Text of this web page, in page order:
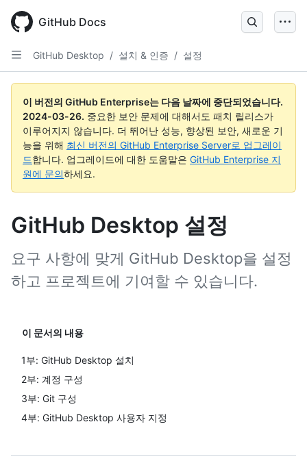
main
content
GitHub Docs
GitHub Desktop / 설치 & 인증 / 설정
이 버전의 GitHub Enterprise는 다음 날짜에 중단되었습니다.
2024-03-26. 중요한 보안 문제에 대해서도 패치 릴리스가
이루어지지 않습니다. 더 뛰어난 성능, 향상된 보안, 새로운 기
능을 위해 최신 버전의 GitHub Enterprise Server로 업그레이
드합니다. 업그레이드에 대한 도움말은 GitHub Enterprise 지
원에 문의하세요.
GitHub Desktop 설정
요구 사항에 맞게 GitHub Desktop을 설정
하고 프로젝트에 기여할 수 있습니다.
이 문서의 내용
1부: GitHub Desktop 설치
2부: 계정 구성
3부: Git 구성
4부: GitHub Desktop 사용자 지정